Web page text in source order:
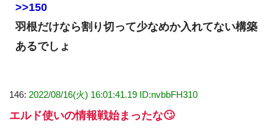
>>150
羽根だけなら割り切って少なめか入れてない構築
あるでしょ
146: 2022/08/16(火) 16:01:41.19 ID:nvbbFH310
エルド使いの情報戦始まったな🙄